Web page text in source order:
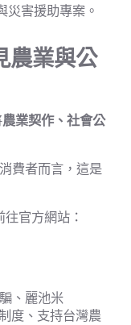
災害援助專案。
農業與公
農業契作、社會公
費者而言，這是
官方網站：
、麗池米
度、支持台灣農